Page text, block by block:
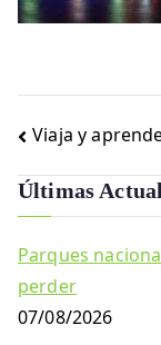
Navegación
de
entradas
Viaja y
Últimas
Parques
perder
07/08/2026